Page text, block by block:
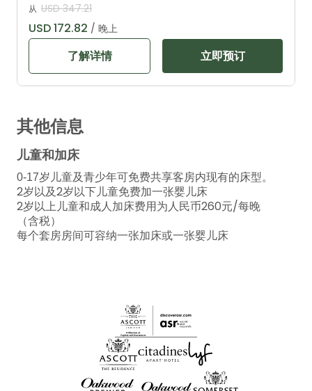
从 USD 347.21
USD 172.82 / 晚上
了解详情 立即预订
其他信息
儿童和加床
0-17岁儿童及青少年可免费共享客房内现有的床型。
2岁以及2岁以下儿童免费加一张婴儿床
2岁以上儿童和成人加床费用为人民币260元/每晚
（含税）
每个套房房间可容纳一张加床或一张婴儿床